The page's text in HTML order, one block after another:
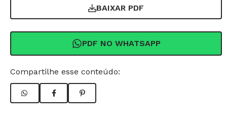
BAIXAR PDF
PDF NO WHATSAPP
Compartilhe esse conteúdo: